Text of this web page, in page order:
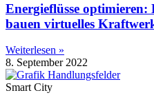
Energieflüsse
bauen virtuelles
Weiterlesen »
8. September 2022
Smart City